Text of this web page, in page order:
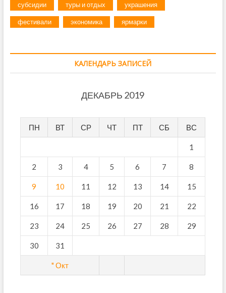
субсидии туры и отдых украшения
фестивали экономика ярмарки
КАЛЕНДАРЬ ЗАПИСЕЙ
ДЕКАБРЬ 2019
ПН ВТ СР ЧТ ПТ СБ ВС
" Окт
1
2 3 4 5 6 7 8
9 10 11 12 13 14 15
16 17 18 19 20 21 22
23 24 25 26 27 28 29
30 31